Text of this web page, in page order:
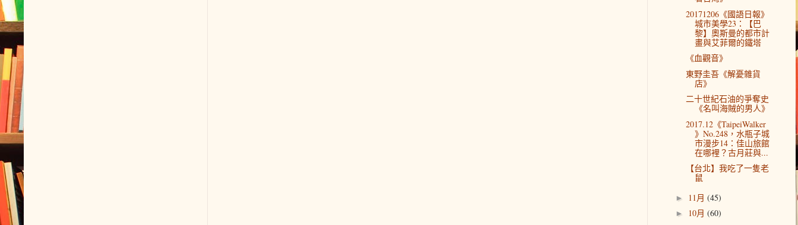
20171206《國語日報》
城市美學23：【巴
黎】奧斯曼的都市計
畫與艾菲爾的鐵塔
《血觀音》
東野圭吾《解憂雜貨
店》
二十世紀石油的爭奪史
《名叫海賊的男人》
2017.12《TaipeiWalker
》No.248，水瓶子城
市漫步14：佳山旅館
在哪裡？古月莊與...
【台北】我吃了一隻老
鼠
► 11月 (45)
► 10月 (60)